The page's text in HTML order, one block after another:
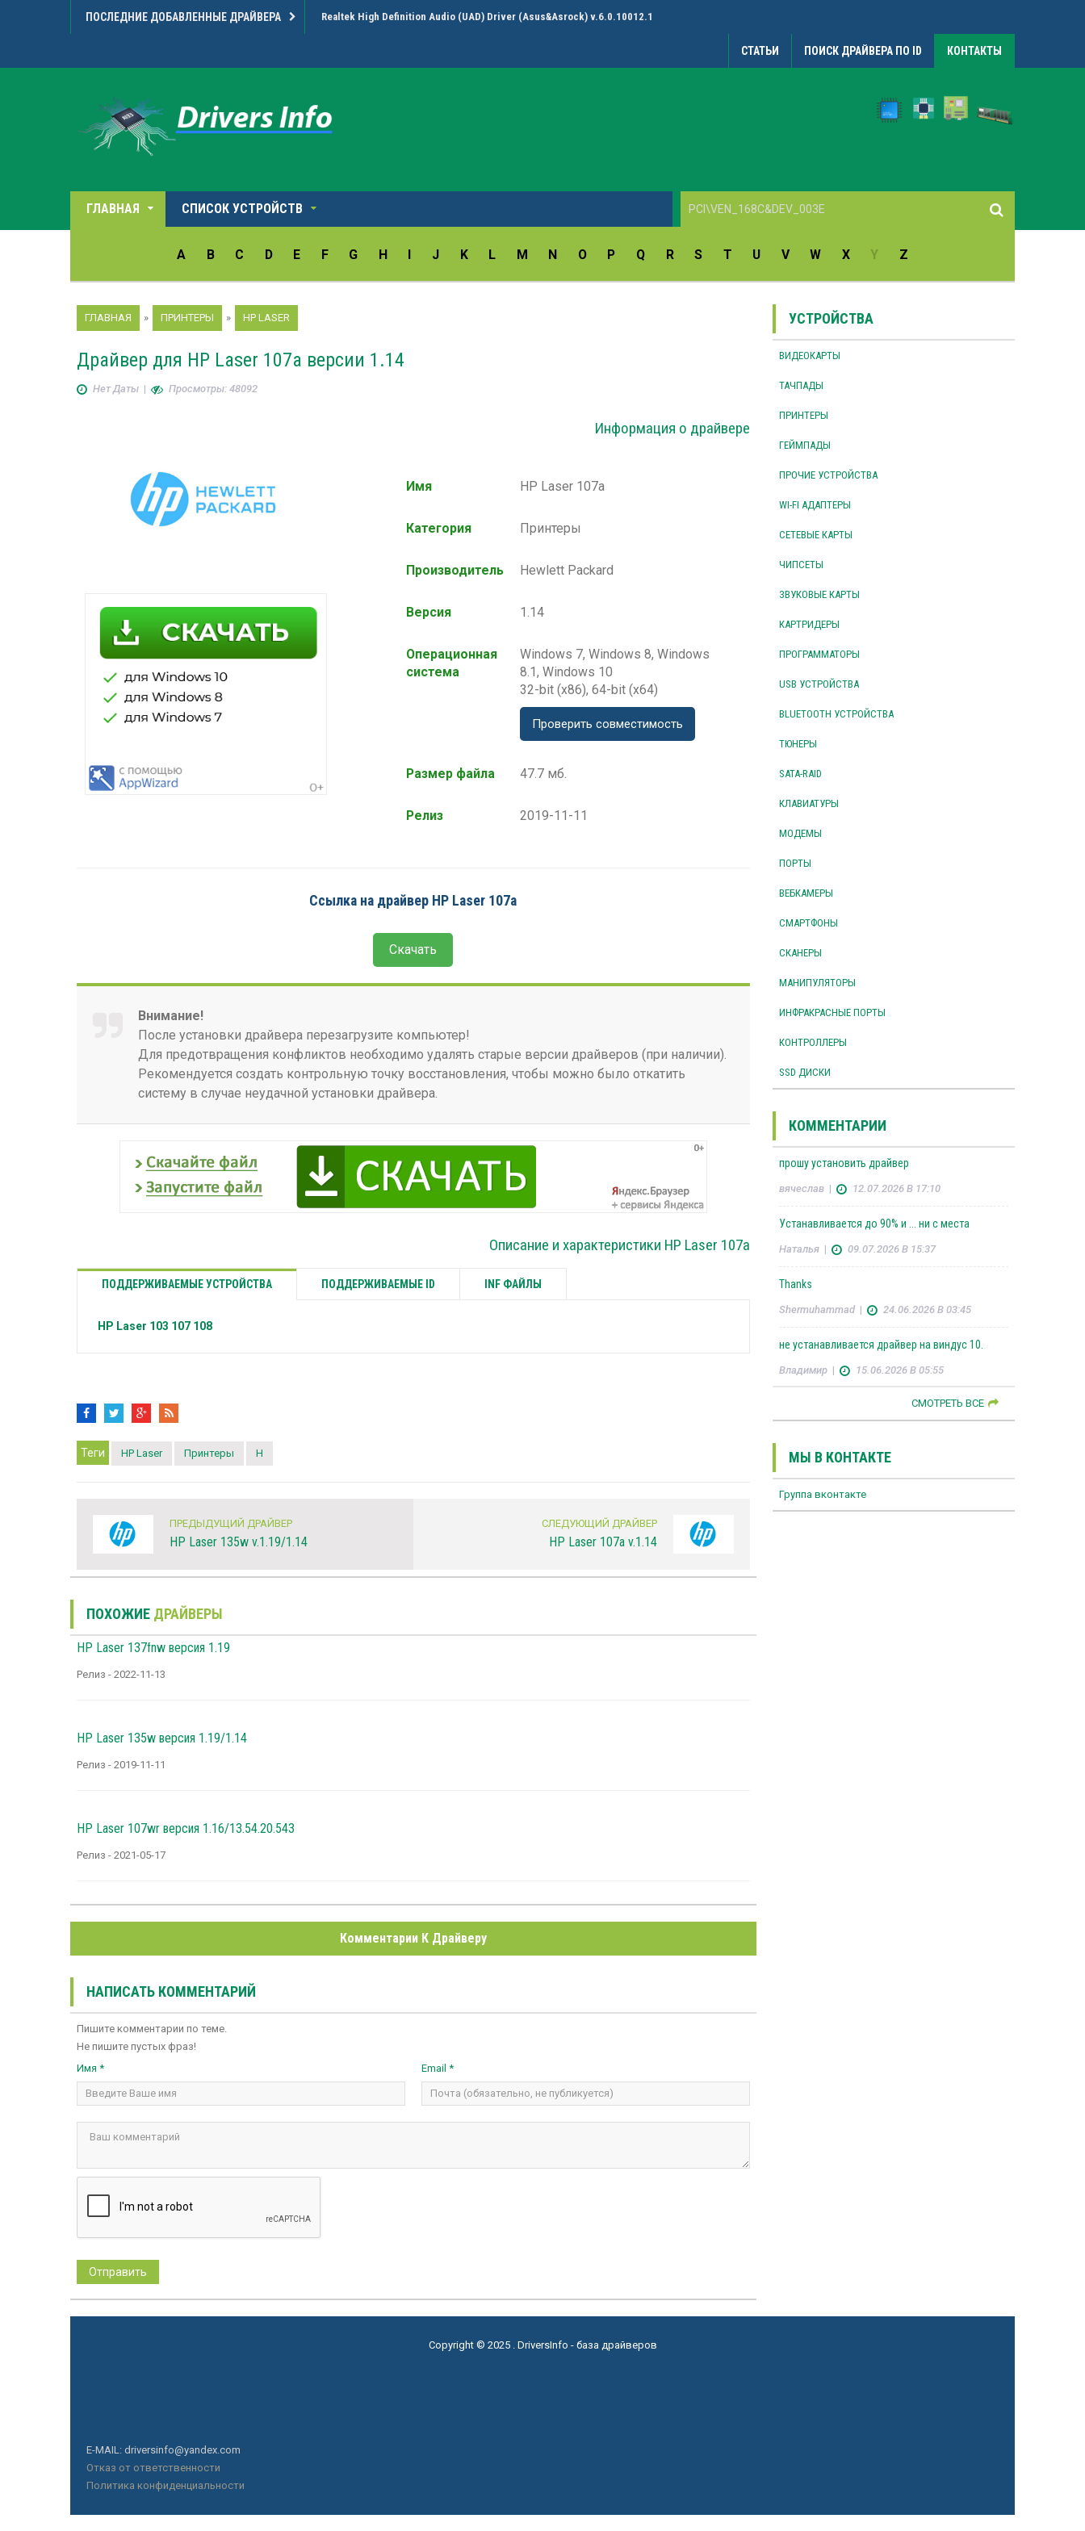
ПОСЛЕДНИЕ ДОБАВЛЕННЫЕ ДРАЙВЕРА Realtek High Definition Audio (UAD) Driver (Asus&Asrock) v.6.0.10012.1
СТАТЬИ ПОИСК ДРАЙВЕРА ПО ID КОНТАКТЫ
ГЛАВНАЯ СПИСОК УСТРОЙСТВ
A B C D E F G H J K L M N O P Q R S T U V W X Y Z
ГЛАВНАЯ » ПРИНТЕРЫ » HP LASER
Драйвер для HP Laser 107a версии 1.14
Нет Даты | Просмотры: 48092
Информация о драйвере
Имя HP Laser 107a
Категория Принтеры
Производитель Hewlett Packard
Версия 1.14
Операционная
система
Windows 7, Windows 8, Windows
8.1, Windows 10
32-bit (x86), 64-bit (x64)
Проверить совместимость
Размер файла 47.7 мб.
Релиз 2019-11-11
Ссылка на драйвер HP Laser 107a
Скачать
Внимание!
После установки драйвера перезагрузите компьютер!
Для предотвращения конфликтов необходимо удалять старые версии драйверов (при наличии).
Рекомендуется создать контрольную точку восстановления, чтобы можно было откатить
систему в случае неудачной установки драйвера.
Описание и характеристики HP Laser 107a
ПОДДЕРЖИВАЕМЫЕ УСТРОЙСТВА ПОДДЕРЖИВАЕМЫЕ ID INF ФАЙЛЫ
HP Laser 103 107 108
Теги HP Laser Принтеры H
ПРЕДЫДУЩИЙ ДРАЙВЕР
HP Laser 135w v.1.19/1.14
СЛЕДУЮЩИЙ ДРАЙВЕР
HP Laser 107a v.1.14
ПОХОЖИЕ ДРАЙВЕРЫ
HP Laser 137fnw версия 1.19
Релиз - 2022-11-13
HP Laser 135w версия 1.19/1.14
Релиз - 2019-11-11
HP Laser 107wr версия 1.16/13.54.20.543
Релиз - 2021-05-17
Комментарии К Драйверу
НАПИСАТЬ КОММЕНТАРИЙ
Пишите комментарии по теме.
Не пишите пустых фраз!
Имя *
Email *
УСТРОЙСТВА
ВИДЕОКАРТЫ
ТАЧПАДЫ
ПРИНТЕРЫ
ГЕЙМПАДЫ
ПРОЧИЕ УСТРОЙСТВА
WI-FI АДАПТЕРЫ
СЕТЕВЫЕ КАРТЫ
ЧИПСЕТЫ
ЗВУКОВЫЕ КАРТЫ
КАРТРИДЕРЫ
ПРОГРАММАТОРЫ
USB УСТРОЙСТВА
BLUETOOTH УСТРОЙСТВА
ТЮНЕРЫ
SATA-RAID
КЛАВИАТУРЫ
МОДЕМЫ
ПОРТЫ
ВЕБКАМЕРЫ
СМАРТФОНЫ
СКАНЕРЫ
МАНИПУЛЯТОРЫ
ИНФРАКРАСНЫЕ ПОРТЫ
КОНТРОЛЛЕРЫ
SSD ДИСКИ
КОММЕНТАРИИ
прошу установить драйвер
вячеслав| 12.07.2026 В 17:10
Устанавливается до 90% и ... ни с места
Наталья| 09.07.2026 В 15:37
Thanks
Shermuhammad| 24.06.2026 В 03:45
не устанавливается драйвер на виндус 10.
Владимир| 15.06.2026 В 05:55
СМОТРЕТЬ ВСЕ
МЫ В КОНТАКТЕ
Группа вконтакте
Copyright © 2025 . DriversInfo - база драйверов
E-MAIL: driversinfo@yandex.com
Отказ от ответственности
Политика конфиденциальности